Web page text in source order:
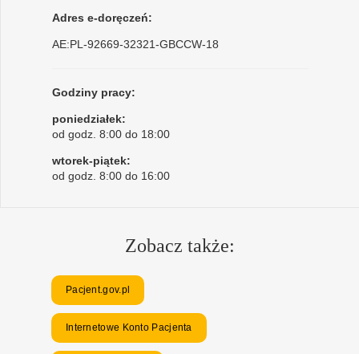
Adres e-doręczeń:
AE:PL-92669-32321-GBCCW-18
Godziny pracy:
poniedziałek:
od godz. 8:00 do 18:00
wtorek-piątek:
od godz. 8:00 do 16:00
Zobacz także:
Pacjent.gov.pl
Internetowe Konto Pacjenta